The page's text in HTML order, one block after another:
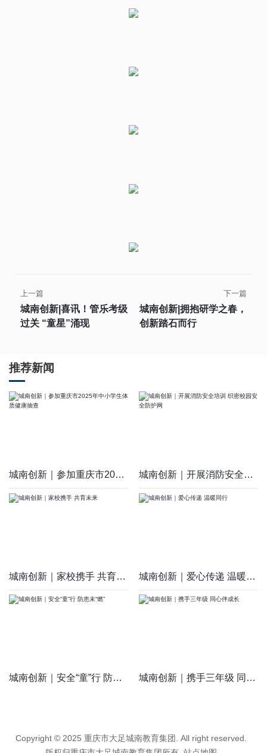
上一篇
城南创新|喜讯！管乐考级
过关 “童星”涌现
下一篇
城南创新|拥抱研学之春，
创新踏石而行
推荐新闻
城南创新｜参加重庆市2025年中小学生体质健康抽查 城南创新｜开展消防安全培训 织密校园安全防护网
城南创新｜家校携手 共育未来 城南创新｜爱心传递 温暖同行
城南创新｜安全“童”行 防患未“燃” 城南创新｜携手三年级 同心伴成长
Copyright © 2025 重庆市大足城南教育集团. All right reserved.